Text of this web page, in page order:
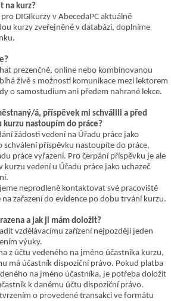
na kurz?
DIGIkurzy v AbecedaPC aktuálně
kurzy zveřejněné v databázi, doplníme
prezenčně, online nebo kombinovanou
živě s možností komunikace mezi lektorem
o samostudium ani předem nahrané lekce.
á, příspěvek mi schválili a před
kurzu nastoupím do práce?
žádosti vedení na Úřadu práce jako
schválení příspěvku nastoupíte do práce,
práce vyřazeni. Pro čerpání příspěvku je ale
vedení u Úřadu práce jako uchazeč
neprodleně kontaktovat své pracoviště
zařazení do evidence po dobu trvání kurzu.
a jak ji mám doložit?
vzdělávacímu zařízení nejpozději jeden
výuky.
z účtu vedeného na jméno účastníka kurzu,
má účastník dispoziční právo. Pokud platba
na jméno účastníka, je potřeba doložit
k danému účtu dispoziční právo.
o provedené transakci ve formátu